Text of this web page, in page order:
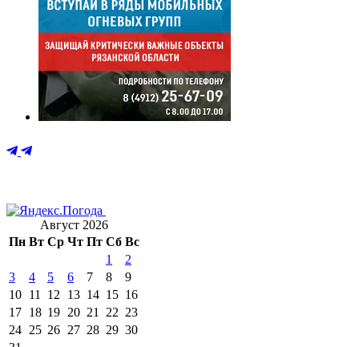
Август 2026
Пн Вт Ср Чт Пт Сб Вс
1
2
3
4 5 6 7 8
9
10 11 12 13 14 15 16
17 18 19 20 21 22 23
24 25 26 27 28 29 30